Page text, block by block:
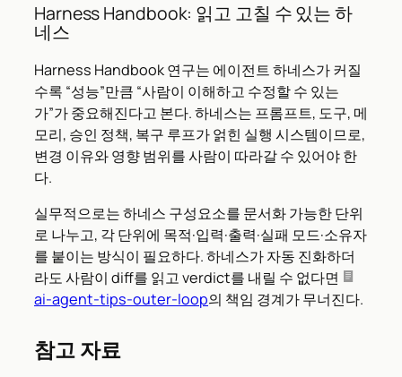
Harness Handbook: 읽고 고칠 수 있는 하
네스
Harness Handbook 연구는 에이전트 하네스가 커질
수록 “성능”만큼 “사람이 이해하고 수정할 수 있는
가”가 중요해진다고 본다. 하네스는 프롬프트, 도구, 메
모리, 승인 정책, 복구 루프가 얽힌 실행 시스템이므로,
변경 이유와 영향 범위를 사람이 따라갈 수 있어야 한
다.
실무적으로는 하네스 구성요소를 문서화 가능한 단위
로 나누고, 각 단위에 목적·입력·출력·실패 모드·소유자
를 붙이는 방식이 필요하다. 하네스가 자동 진화하더
라도 사람이 diff를 읽고 verdict를 내릴 수 없다면
ai-agent-tips-outer-loop의 책임 경계가 무너진다.
참고 자료